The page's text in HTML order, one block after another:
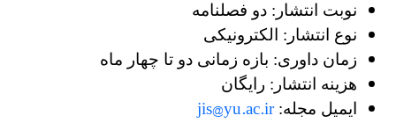
نوبت انتشار: دو فصلنامه
نوع انتشار: الکترونیکی
زمان داوری: بازه زمانی دو تا چهار ماه
هزینه انتشار: رایگان
ایمیل مجله:jis@yu.ac.ir